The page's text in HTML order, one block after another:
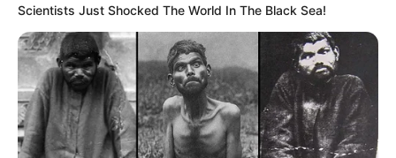
Scientists Just Shocked The World In The Black Sea!